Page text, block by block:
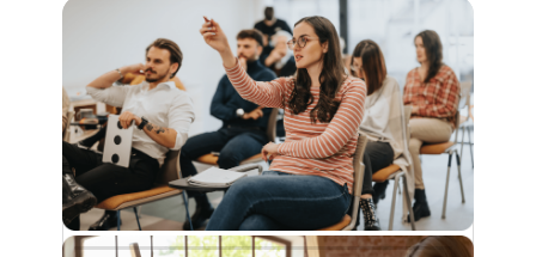
педагогический университет, пошла
преподавать в школу. Проработав в ней
5 лет, я поняла, что нужно двигать...
Читать полностью →